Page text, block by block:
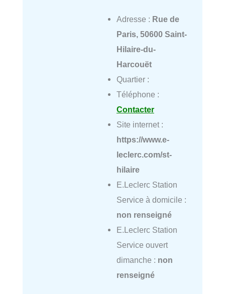
Adresse : Rue de
Paris, 50600 Saint-
Hilaire-du-
Harcouët
Quartier :
Téléphone :
Contacter
Site internet :
https://www.e-
leclerc.com/st-
hilaire
E.Leclerc Station
Service à domicile :
non renseigné
E.Leclerc Station
Service ouvert
dimanche : non
renseigné